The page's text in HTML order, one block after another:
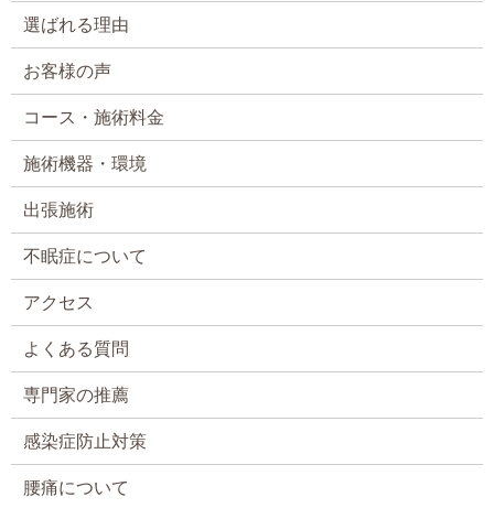
選ばれる理由
お客様の声
コース・施術料金
施術機器・環境
出張施術
不眠症について
アクセス
よくある質問
専門家の推薦
感染症防止対策
腰痛について